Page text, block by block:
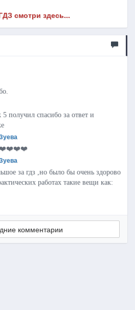
смотри здесь...
получил спасибо за ответ и
за гдз ,но было бы очень здорово
работах такие вещи как:
комментарии